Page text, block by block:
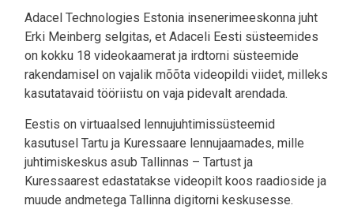
Adacel Technologies Estonia insenerimeeskonna juht
Erki Meinberg selgitas, et Adaceli Eesti süsteemides
on kokku 18 videokaamerat ja irdtorni süsteemide
rakendamisel on vajalik mõõta videopildi viidet, milleks
kasutatavaid tööriistu on vaja pidevalt arendada.
Eestis on virtuaalsed lennujuhtimissüsteemid
kasutusel Tartu ja Kuressaare lennujaamades, mille
juhtimiskeskus asub Tallinnas – Tartust ja
Kuressaarest edastatakse videopilt koos raadioside ja
muude andmetega Tallinna digitorni keskusesse.